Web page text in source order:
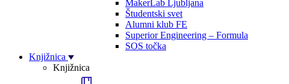
MakerLab Ljubljana
Študentski svet
Alumni klub FE
Superior Engineering – Formula
SOS točka
Knjižnica
Knjižnica